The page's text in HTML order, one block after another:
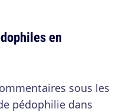
en
sous les
pédophilie dans